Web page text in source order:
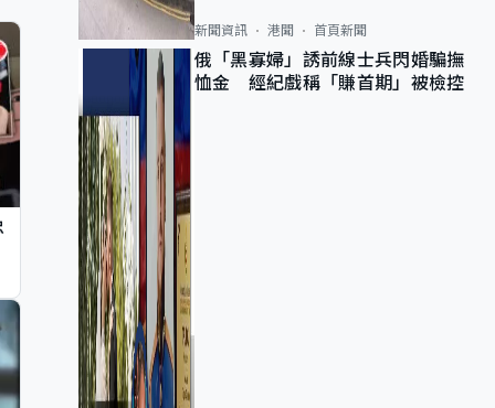
新聞資訊 港聞 首頁新聞
俄「黑寡婦」誘前線士兵閃婚騙撫
恤金 經紀戲稱「賺首期」被檢控